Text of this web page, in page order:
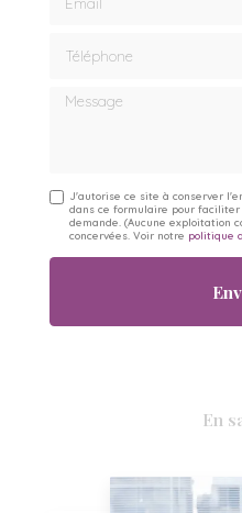
Message
J'autorise ce site à conserver
dans ce formulaire pour
demande.(Aucune exploitation
concervées. Voir notre politique
En